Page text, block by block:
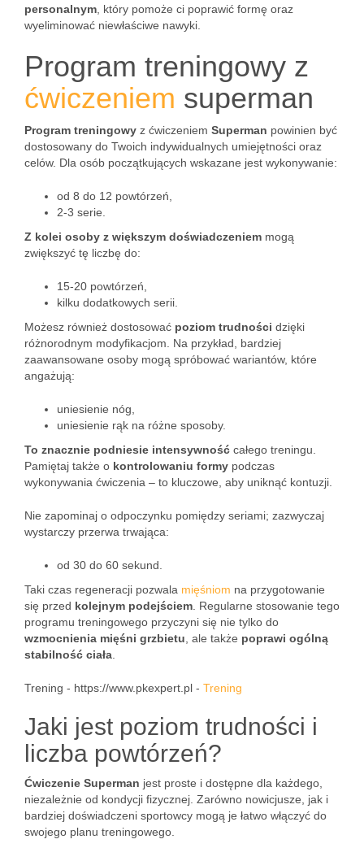
personalnym , który pomoże ci poprawić formę oraz
wyeliminować niewłaściwe nawyki.
Program treningowy z
ćwiczeniem superman
Program treningowy z ćwiczeniem Superman powinien być
dostosowany do Twoich indywidualnych umiejętności oraz
celów. Dla osób początkujących wskazane jest wykonywanie:
od 8 do 12 powtórzeń,
2-3 serie.
Z kolei osoby z większym doświadczeniem mogą
zwiększyć tę liczbę do:
15-20 powtórzeń,
kilku dodatkowych serii.
Możesz również dostosować poziom trudności dzięki
różnorodnym modyfikacjom. Na przykład, bardziej
zaawansowane osoby mogą spróbować wariantów, które
angażują:
uniesienie nóg,
uniesienie rąk na różne sposoby.
To znacznie podniesie intensywność całego treningu.
Pamiętaj także o kontrolowaniu formy podczas
wykonywania ćwiczenia – to kluczowe, aby uniknąć kontuzji.
Nie zapominaj o odpoczynku pomiędzy seriami; zazwyczaj
wystarczy przerwa trwająca:
od 30 do 60 sekund.
Taki czas regeneracji pozwala mięśniom na przygotowanie
się przed kolejnym podejściem . Regularne stosowanie tego
programu treningowego przyczyni się nie tylko do
wzmocnienia mięśni grzbietu , ale także poprawi ogólną
stabilność ciała
Trening - https://www.pkexpert.pl - Trening
Jaki jest poziom trudności i
liczba powtórzeń?
Ćwiczenie Superman jest proste i dostępne dla każdego,
niezależnie od kondycji fizycznej. Zarówno nowicjusze, jak i
bardziej doświadczeni sportowcy mogą je łatwo włączyć do
swojego planu treningowego.